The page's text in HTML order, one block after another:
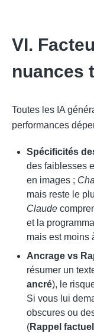
VI.
nuances
Toutes les IA
performances
Spécificités
des faiblesses
en images ;
mais reste le
Claude
et la
mais est moins
Ancrage vs
résumer un
ancré), le
Si vous lui
obscures ou
(Rappel